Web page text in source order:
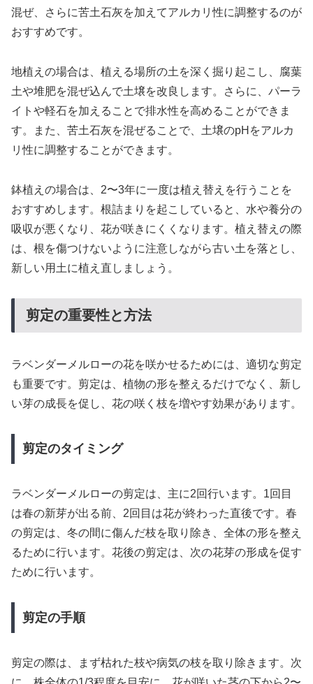
混ぜ、さらに苦土石灰を加えてアルカリ性に調整するのが
おすすめです。
地植えの場合は、植える場所の土を深く掘り起こし、腐葉
土や堆肥を混ぜ込んで土壌を改良します。さらに、パーラ
イトや軽石を加えることで排水性を高めることができま
す。また、苦土石灰を混ぜることで、土壌のpHをアルカ
リ性に調整することができます。
鉢植えの場合は、2〜3年に一度は植え替えを行うことを
おすすめします。根詰まりを起こしていると、水や養分の
吸収が悪くなり、花が咲きにくくなります。植え替えの際
は、根を傷つけないように注意しながら古い土を落とし、
新しい用土に植え直しましょう。
剪定の重要性と方法
ラベンダーメルローの花を咲かせるためには、適切な剪定
も重要です。剪定は、植物の形を整えるだけでなく、新し
い芽の成長を促し、花の咲く枝を増やす効果があります。
剪定のタイミング
ラベンダーメルローの剪定は、主に2回行います。1回目
は春の新芽が出る前、2回目は花が終わった直後です。春
の剪定は、冬の間に傷んだ枝を取り除き、全体の形を整え
るために行います。花後の剪定は、次の花芽の形成を促す
ために行います。
剪定の手順
剪定の際は、まず枯れた枝や病気の枝を取り除きます。次